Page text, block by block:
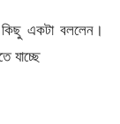
একটা বললেন।
যাচ্ছে